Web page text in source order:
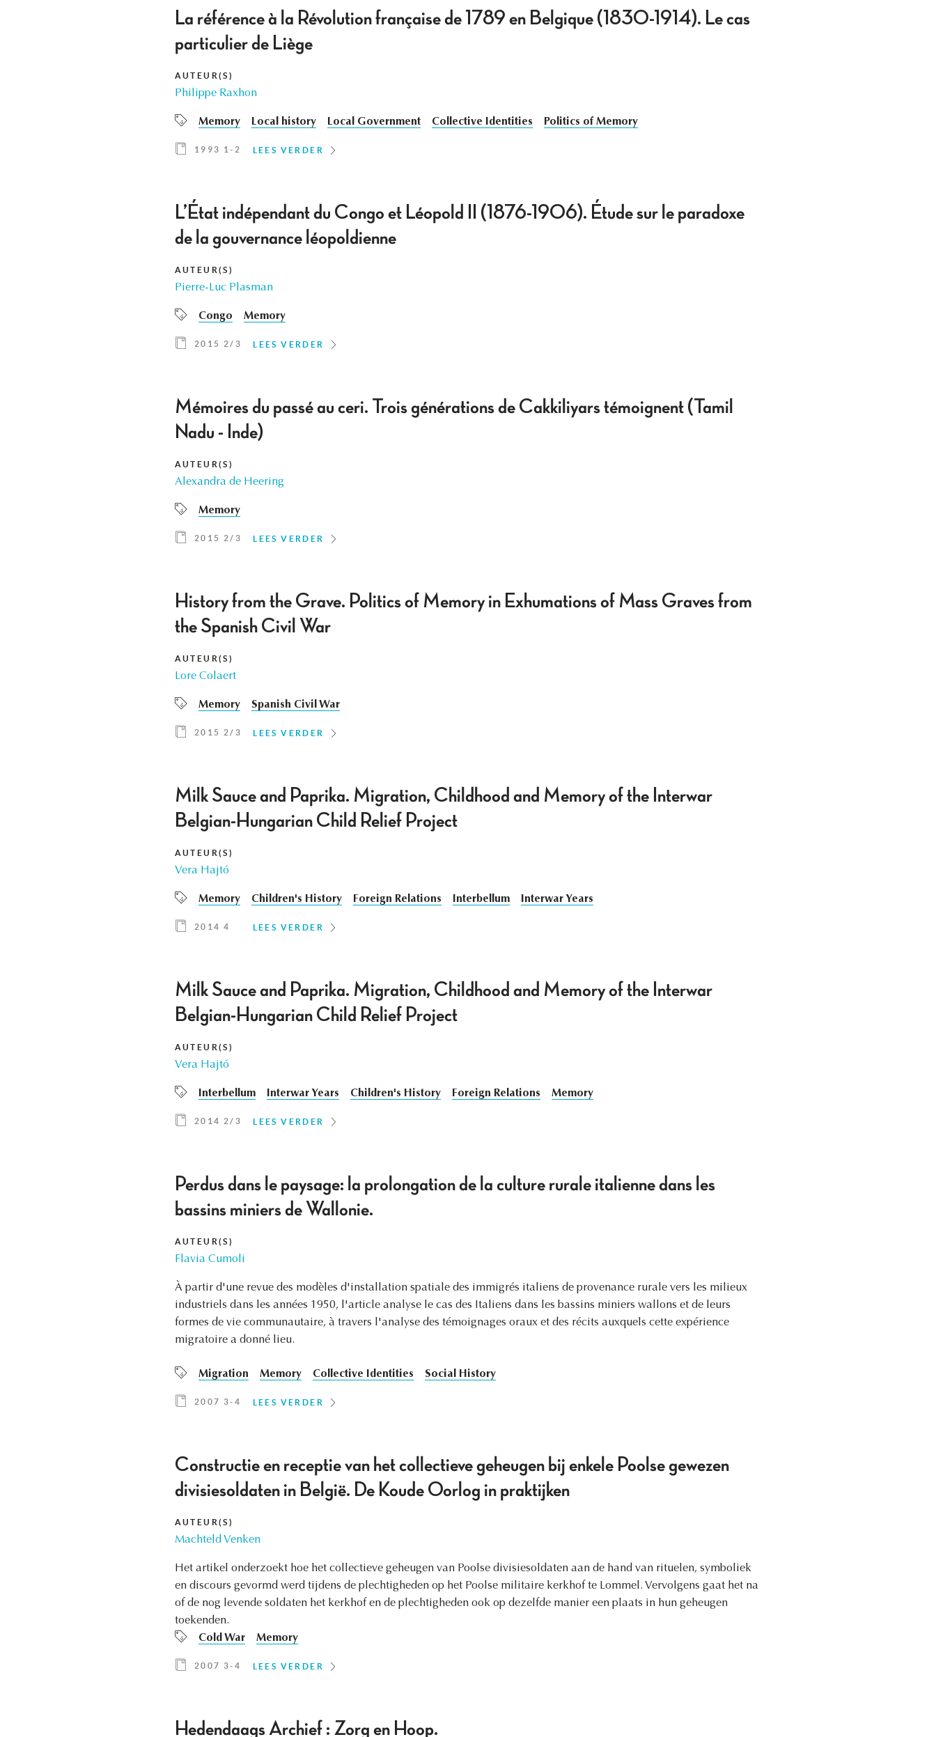
La référence à la Révolution française de 1789 en Belgique (1830-1914). Le cas
particulier de Liège
AUTEUR(S)
Philippe Raxhon
Memory Local history Local Government Collective Identities Politics of Memory
1993 1-2 LEES VERDER
L’État indépendant du Congo et Léopold II (1876-1906). Étude sur le paradoxe
de la gouvernance léopoldienne
AUTEUR(S)
Pierre-Luc Plasman
Congo Memory
2015 2/3 LEES VERDER
Mémoires du passé au ceri. Trois générations de Cakkiliyars témoignent (Tamil
Nadu - Inde)
AUTEUR(S)
Alexandra de Heering
Memory
2015 2/3 LEES VERDER
History from the Grave. Politics of Memory in Exhumations of Mass Graves from
the Spanish Civil War
AUTEUR(S)
Lore Colaert
Memory Spanish Civil War
2015 2/3 LEES VERDER
Milk Sauce and Paprika. Migration, Childhood and Memory of the Interwar
Belgian-Hungarian Child Relief Project
AUTEUR(S)
Vera Hajtó
Memory Children's History Foreign Relations Interbellum Interwar Years
2014 4 LEES VERDER
Milk Sauce and Paprika. Migration, Childhood and Memory of the Interwar
Belgian-Hungarian Child Relief Project
AUTEUR(S)
Vera Hajtó
Interbellum Interwar Years Children's History Foreign Relations Memory
2014 2/3 LEES VERDER
Perdus dans le paysage: la prolongation de la culture rurale italienne dans les
bassins miniers de Wallonie.
AUTEUR(S)
Flavia Cumoli
À partir d'une revue des modèles d'installation spatiale des immigrés italiens de provenance rurale vers les milieux
industriels dans les années 1950, l'article analyse le cas des Italiens dans les bassins miniers wallons et de leurs
formes de vie communautaire, à travers l'analyse des témoignages oraux et des récits auxquels cette expérience
migratoire a donné lieu.
Migration Memory Collective Identities Social History
2007 3-4 LEES VERDER
Constructie en receptie van het collectieve geheugen bij enkele Poolse gewezen
divisiesoldaten in België. De Koude Oorlog in praktijken
AUTEUR(S)
Machteld Venken
Het artikel onderzoekt hoe het collectieve geheugen van Poolse divisiesoldaten aan de hand van rituelen, symboliek
en discours gevormd werd tijdens de plechtigheden op het Poolse militaire kerkhof te Lommel. Vervolgens gaat het na
of de nog levende soldaten het kerkhof en de plechtigheden ook op dezelfde manier een plaats in hun geheugen
toekenden.
Cold War
Memory
2007 3-4 LEES VERDER
Hedendaags Archief : Zorg en Hoop.